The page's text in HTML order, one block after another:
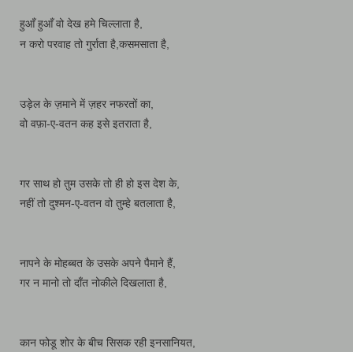
हुआँ हुआँ वो देख हमे चिल्लाता है,
न करो परवाह तो गुर्राता है,कसमसाता है,
उड़ेल के ज़माने में ज़हर नफरतों का,
वो वफ़ा-ए-वतन कह इसे इतराता है,
गर साथ हो तुम उसके तो ही हो इस देश के,
नहीं तो दुश्मन-ए-वतन वो तुम्हे बतलाता है,
नापने के मोहब्बत के उसके अपने पैमाने हैं,
गर न मानो तो दाँत नोकीले दिखलाता है,
कान फोडू शोर के बीच सिसक रही इनसानियत,